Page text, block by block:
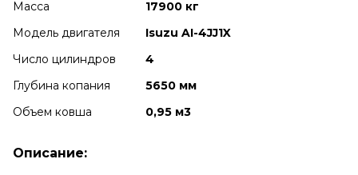
Масса
17900 кг
Модель двигателя
Isuzu AI-4JJ1X
Число цилиндров
4
Глубина копания
5650 мм
Объем ковша
0,95 м3
Описание: